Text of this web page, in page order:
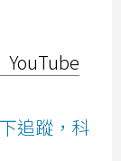
YouTube
追蹤，科